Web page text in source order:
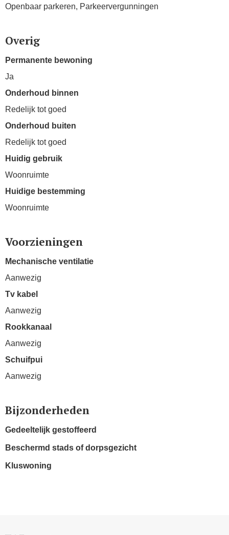
Openbaar parkeren, Parkeervergunningen
Overig
Permanente bewoning
Ja
Onderhoud binnen
Redelijk tot goed
Onderhoud buiten
Redelijk tot goed
Huidig gebruik
Woonruimte
Huidige bestemming
Woonruimte
Voorzieningen
Mechanische ventilatie
Aanwezig
Tv kabel
Aanwezig
Rookkanaal
Aanwezig
Schuifpui
Aanwezig
Bijzonderheden
Gedeeltelijk gestoffeerd
Beschermd stads of dorpsgezicht
Kluswoning